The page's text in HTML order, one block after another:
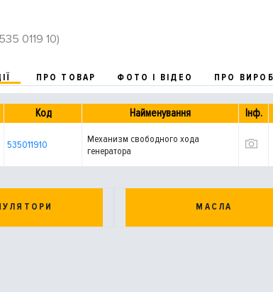
0119 10)
ПРО ТОВАР ФОТО І ВІДЕО ПРО
Код Найменування Інф.
535011910
Механизм свободного хода
генератора
МАСЛА